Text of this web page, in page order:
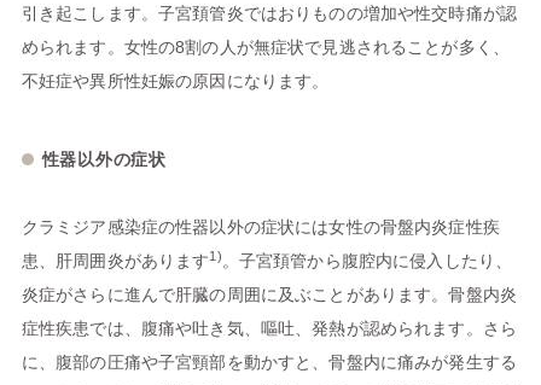
引き起こします。子宮頚管炎ではおりものの増加や性交時痛が認
められます。女性の8割の人が無症状で見逃されることが多く、
不妊症や異所性妊娠の原因になります。
性器以外の症状
クラミジア感染症の性器以外の症状には女性の骨盤内炎症性疾
患、肝周囲炎があります1) 。子宮頚管から腹腔内に侵入したり、
炎症がさらに進んで肝臓の周囲に及ぶことがあります。骨盤内炎
症性疾患では、腹痛や吐き気、嘔吐、発熱が認められます。さら
に、腹部の圧痛や子宮頸部を動かすと、骨盤内に痛みが発生する